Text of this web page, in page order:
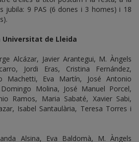
jubila: 9 PAS (6 dones i 3 homes) i 18
Universitat de Lleida
Alcázar, Javier Arantegui, M. Àngels
Jordi Eras, Cristina Fernández,
Machetti, Eva Martín, José Antonio
Molina, José Manuel Porcel,
Ramos, Maria Sabaté, Xavier Sabi,
Isabel Santaulària, Teresa Torres i
Alsina, Eva Baldomà, M. Àngels